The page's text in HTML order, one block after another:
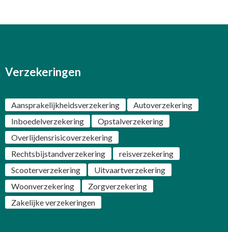
Verzekeringen
Aansprakelijkheidsverzekering
Autoverzekering
Inboedelverzekering
Opstalverzekering
Overlijdensrisicoverzekering
Rechtsbijstandverzekering
reisverzekering
Scooterverzekering
Uitvaartverzekering
Woonverzekering
Zorgverzekering
Zakelijke verzekeringen